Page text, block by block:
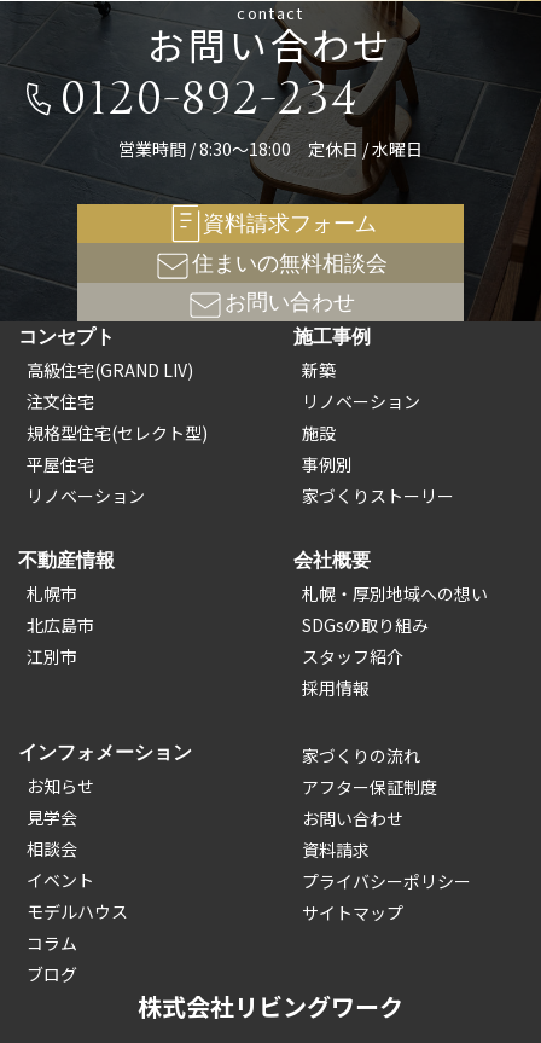
contact
お問い合わせ
0120-892-234
営業時間 / 8:30～18:00 定休日 / 水曜日
資料請求フォーム
住まいの無料相談会
お問い合わせ
コンセプト
高級住宅(GRAND LIV)
注文住宅
規格型住宅(セレクト型)
平屋住宅
リノベーション
施工事例
新築
リノベーション
施設
事例別
家づくりストーリー
不動産情報
札幌市
北広島市
江別市
会社概要
札幌・厚別地域への想い
SDGsの取り組み
スタッフ紹介
採用情報
インフォメーション
お知らせ
見学会
相談会
イベント
モデルハウス
コラム
ブログ
家づくりの流れ
アフター保証制度
お問い合わせ
資料請求
プライバシーポリシー
サイトマップ
株式会社リビングワーク